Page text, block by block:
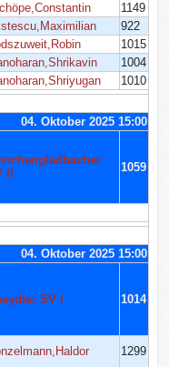
1149
922
1015
1004
1010
04. Oktober 2025 15:00
II
1059
04. Oktober 2025 15:00
SV I 1014
1299